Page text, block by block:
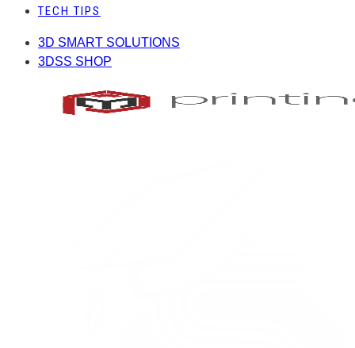
TECH TIPS
3D SMART SOLUTIONS
3DSS SHOP